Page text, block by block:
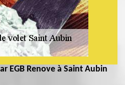
EGB Renove à Saint Aubin